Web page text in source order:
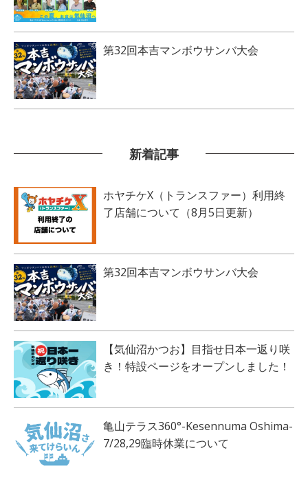
第32回本吉マンボウサンバ大会
新着記事
ホヤチケX（トランスファー）利用終
了店舗について（8月5日更新）
第32回本吉マンボウサンバ大会
【気仙沼かつお】目指せ日本一返り咲
き！特設ページをオープンしました！
亀山テラス360°-Kesennuma Oshima-
7/28,29臨時休業について